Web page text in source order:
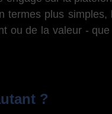
termes plus simples,
ou de la valeur - que
?